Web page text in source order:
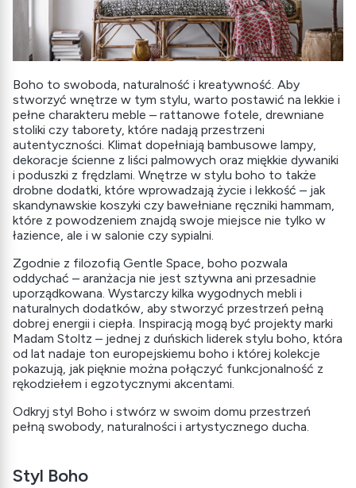
Boho to swoboda, naturalność i kreatywność. Aby
stworzyć wnętrze w tym stylu, warto postawić na lekkie i
pełne charakteru meble – rattanowe fotele, drewniane
stoliki czy taborety, które nadają przestrzeni
autentyczności. Klimat dopełniają bambusowe lampy,
dekoracje ścienne z liści palmowych oraz miękkie dywaniki
i poduszki z frędzlami. Wnętrze w stylu boho to także
drobne dodatki, które wprowadzają życie i lekkość – jak
skandynawskie koszyki czy bawełniane ręczniki hammam,
które z powodzeniem znajdą swoje miejsce nie tylko w
łazience, ale i w salonie czy sypialni.
Zgodnie z filozofią Gentle Space, boho pozwala
oddychać – aranżacja nie jest sztywna ani przesadnie
uporządkowana. Wystarczy kilka wygodnych mebli i
naturalnych dodatków, aby stworzyć przestrzeń pełną
dobrej energii i ciepła. Inspiracją mogą być projekty marki
Madam Stoltz – jednej z duńskich liderek stylu boho, która
od lat nadaje ton europejskiemu boho i której kolekcje
pokazują, jak pięknie można połączyć funkcjonalność z
rękodziełem i egzotycznymi akcentami.
Odkryj styl Boho i stwórz w swoim domu przestrzeń
pełną swobody, naturalności i artystycznego ducha.
Styl Boho